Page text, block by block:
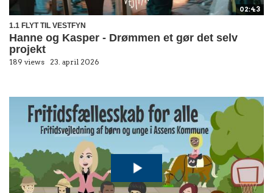
02:43
1.1 FLYT TIL VESTFYN
Hanne og Kasper - Drømmen et gør det selv
projekt
189 views 23. april 2026